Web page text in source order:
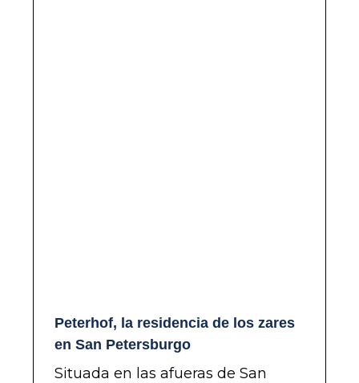
Peterhof, la residencia de los zares
en San Petersburgo
Situada en las afueras de San